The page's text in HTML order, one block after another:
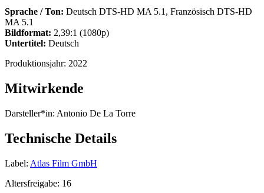
Sprache / Ton: Deutsch DTS-HD MA 5.1, Französisch DTS-HD
MA 5.1
Bildformat: 2,39:1 (1080p)
Untertitel: Deutsch
Produktionsjahr: 2022
Mitwirkende
Darsteller*in: Antonio De La Torre
Technische Details
Label: Atlas Film GmbH
Altersfreigabe: 16